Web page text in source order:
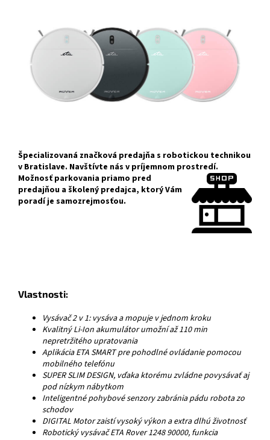
Špecializovaná značková predajňa s robotickou technikou
v Bratislave. Navštívte nás v príjemnom prostredí.
Možnosť parkovania priamo pred
predajňou a školený predajca, ktorý Vám
poradí je samozrejmosťou.
Vlastnosti:
Vysávač 2 v 1: vysáva a mopuje v jednom kroku
Kvalitný Li-Ion akumulátor umožní až 110 min
nepretržitého upratovania
Aplikácia ETA SMART pre pohodlné ovládanie pomocou
mobilného telefónu
SUPER SLIM DESIGN, vďaka ktorému zvládne povysávať aj
pod nízkym nábytkom
Inteligentné pohybové senzory zabránia pádu robota zo
schodov
DIGITAL Motor zaistí vysoký výkon a extra dlhú životnosť
Robotický vysávač ETA Rover 1248 90000, funkcia